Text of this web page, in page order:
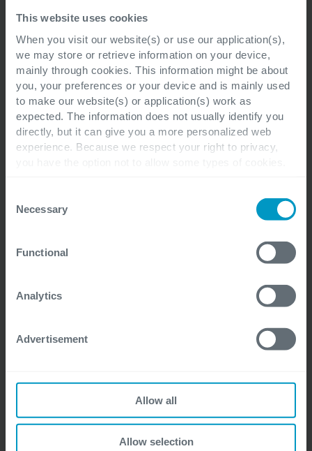
This website uses cookies
When you visit our website(s) or use our application(s),
we may store or retrieve information on your device,
mainly through cookies. This information might be about
you, your preferences or your device and is mainly used
to make our website(s) or application(s) work as
expected. The information does not usually identify you
directly, but it can give you a more personalized web
experience. Because we respect your right to privacy,
you disable certain cookies, you should be aware that
certain website or application elements may be impacted
services we are able to offer.
Selection
Necessary
Functional
Analytics
Advertisement
Allow all
Allow selection
webinar (ENG)
Ontdek in 45 minuten hoe u de juiste keuzes
maakt voor uw organisatie.
Voornaam
Achternaam